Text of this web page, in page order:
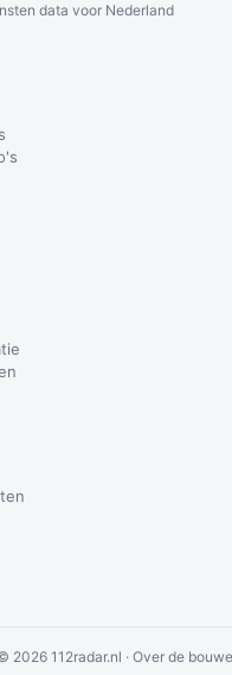
data voor Nederland
2026 112radar.nl · Over de